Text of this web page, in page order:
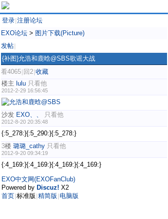
登录 注册论坛
EXO论坛 > 图片下载(Picture)
发帖
{补图}允浩和鹿晗@SBS歌谣大战
看4065 回2 收藏
楼主 lulu 只看他
2012-2-29 16:56:45
沙发 EXO、、 只看他
2012-8-20 20:35:48
{:5_278:}{:5_290:}{:5_278:}
3楼 璐璐_cathy 只看他
2012-9-20 09:34:19
{:4_169:}{:4_169:}{:4_169:}{:4_169:}
EXO中文网(EXOFanClub)
Powered by Discuz! X2
首页 标准版 精简版 电脑版